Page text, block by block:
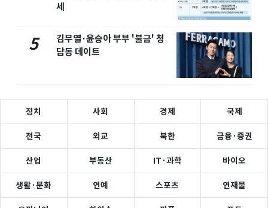
세
5
김무열·윤승아 부부 '불금' 청
담동 데이트
정치 사회 경제 국제
전국 외교 북한 금융·증권
산업 부동산 IT·과학 바이오
생활·문화 연예 스포츠 연재물